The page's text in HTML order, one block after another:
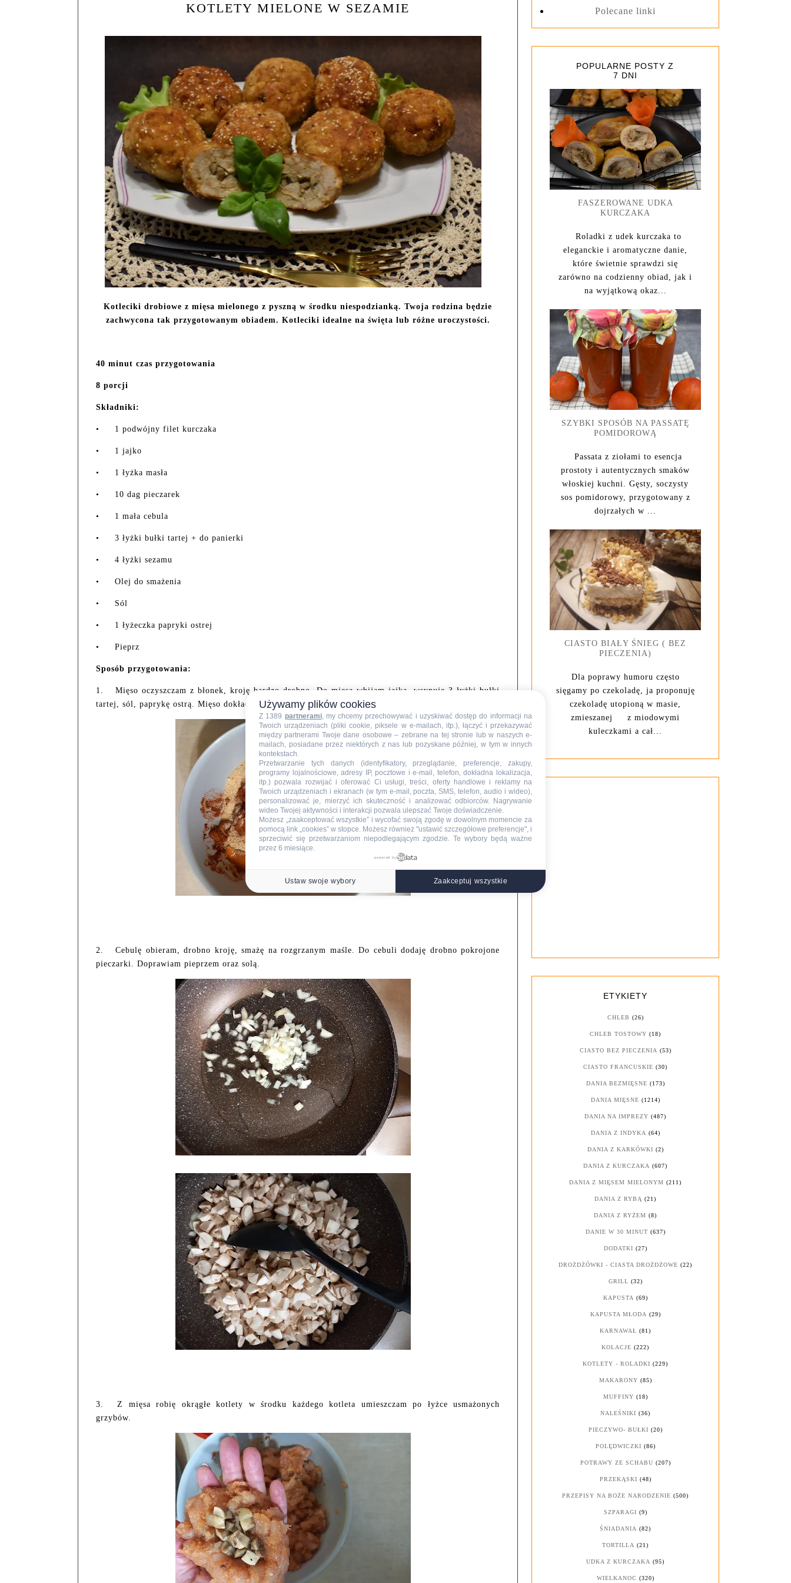
KOTLETY MIELONE W SEZAMIE
Kotleciki drobiowe z mięsa mielonego z pyszną w środku niespodzianką. Twoja rodzina będzie
zachwycona tak przygotowanym obiadem. Kotleciki idealne na święta lub różne uroczystości.
40 minut czas przygotowania
8 porcji
Składniki:
• 1 podwójny filet kurczaka
• 1 jajko
• 1 łyżka masła
• 10 dag pieczarek
• 1 mała cebula
• 3 łyżki bułki tartej + do panierki
• 4 łyżki sezamu
• Olej do smażenia
• Sól
• 1 łyżeczka papryki ostrej
• Pieprz
Sposób przygotowania:
1.
Mięso oczyszczam z błonek, kroję bardzo drobno. Do mięsa wbijam jajka, wsypuję 3 łyżki bułki
tartej, sól, paprykę ostrą. Mięso dokładnie wyrabiam.
2.
Cebulę obieram, drobno kroję, smażę na rozgrzanym maśle. Do cebuli dodaję drobno pokrojone
pieczarki. Doprawiam pieprzem oraz solą.
3.
Z mięsa robię okrągłe kotlety w środku każdego kotleta umieszczam po łyżce usmażonych
grzybów.
Polecane linki
POPULARNE POSTY Z
7 DNI
FASZEROWANE UDKA
KURCZAKA
Roladki z udek kurczaka to
eleganckie i aromatyczne danie,
które świetnie sprawdzi się
zarówno na codzienny obiad, jak i
na wyjątkową okaz...
SZYBKI SPOSÓB NA PASSATĘ
POMIDOROWĄ
Passata z ziołami to esencja
prostoty i autentycznych smaków
włoskiej kuchni. Gęsty, soczysty
sos pomidorowy, przygotowany z
dojrzałych w ...
CIASTO BIAŁY ŚNIEG ( BEZ
PIECZENIA)
Dla poprawy humoru często
sięgamy po czekoladę, ja proponuję
czekoladę utopioną w masie,
zmieszanej z miodowymi
kuleczkami a cał...
ETYKIETY
CHLEB (26)
CHLEB TOSTOWY (18)
CIASTO BEZ PIECZENIA (53)
CIASTO FRANCUSKIE (30)
DANIA BEZMIĘSNE (173)
DANIA MIĘSNE (1214)
DANIA NA IMPREZY (487)
DANIA Z INDYKA (64)
DANIA Z KARKÓWKI (2)
DANIA Z KURCZAKA (607)
DANIA Z MIĘSEM MIELONYM (211)
DANIA Z RYBĄ (21)
DANIA Z RYŻEM (8)
DANIE W 30 MINUT (637)
DODATKI (27)
DROŻDŻÓWKI - CIASTA DROŻDŻOWE (22)
GRILL (32)
KAPUSTA (69)
KAPUSTA MŁODA (29)
KARNAWAŁ (81)
KOLACJE (222)
KOTLETY - ROLADKI (229)
MAKARONY (85)
MUFFINY (18)
NALEŚNIKI (36)
PIECZYWO- BUŁKI (20)
POLĘDWICZKI (86)
POTRAWY ZE SCHABU (207)
PRZEKĄSKI (48)
PRZEPISY NA BOŻE NARODZENIE (500)
SZPARAGI (9)
ŚNIADANIA (82)
TORTILLA (21)
UDKA Z KURCZAKA (95)
WIELKANOC (320)
Używamy plików cookies
Z 1389 partnerami, my chcemy przechowywać i uzyskiwać dostęp do informacji na
Twoich urządzeniach (pliki cookie, piksele w e-mailach, itp.), łączyć i przekazywać
między partnerami Twoje dane osobowe – zebrane na tej stronie lub w naszych e-
mailach, posiadane przez niektórych z nas lub pozyskane później, w tym w innych
kontekstach.
Przetwarzanie tych danych (identyfikatory, przeglądanie, preferencje, zakupy,
programy lojalnościowe, adresy IP, pocztowe i e-mail, telefon, dokładna lokalizacja,
itp.) pozwala rozwijać i oferować Ci usługi, treści, oferty handlowe i reklamy na
Twoich urządzeniach i ekranach (w tym e-mail, poczta, SMS, telefon, audio i wideo),
personalizować je, mierzyć ich skuteczność i analizować odbiorców. Nagrywanie
wideo Twojej aktywności i interakcji pozwala ulepszać Twoje doświadczenie.
Możesz „zaakceptować wszystkie” i wycofać swoją zgodę w dowolnym momencie za
pomocą link „cookies” w stopce. Możesz również "ustawić szczegółowe preferencje", i
sprzeciwić się przetwarzaniom niepodlegającym zgodzie. Te wybory będą ważne
przez 6 miesiące.
powered by
Ustaw swoje wybory Zaakceptuj wszystkie